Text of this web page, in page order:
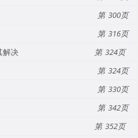
300
316
解决
324
324
330
342
352